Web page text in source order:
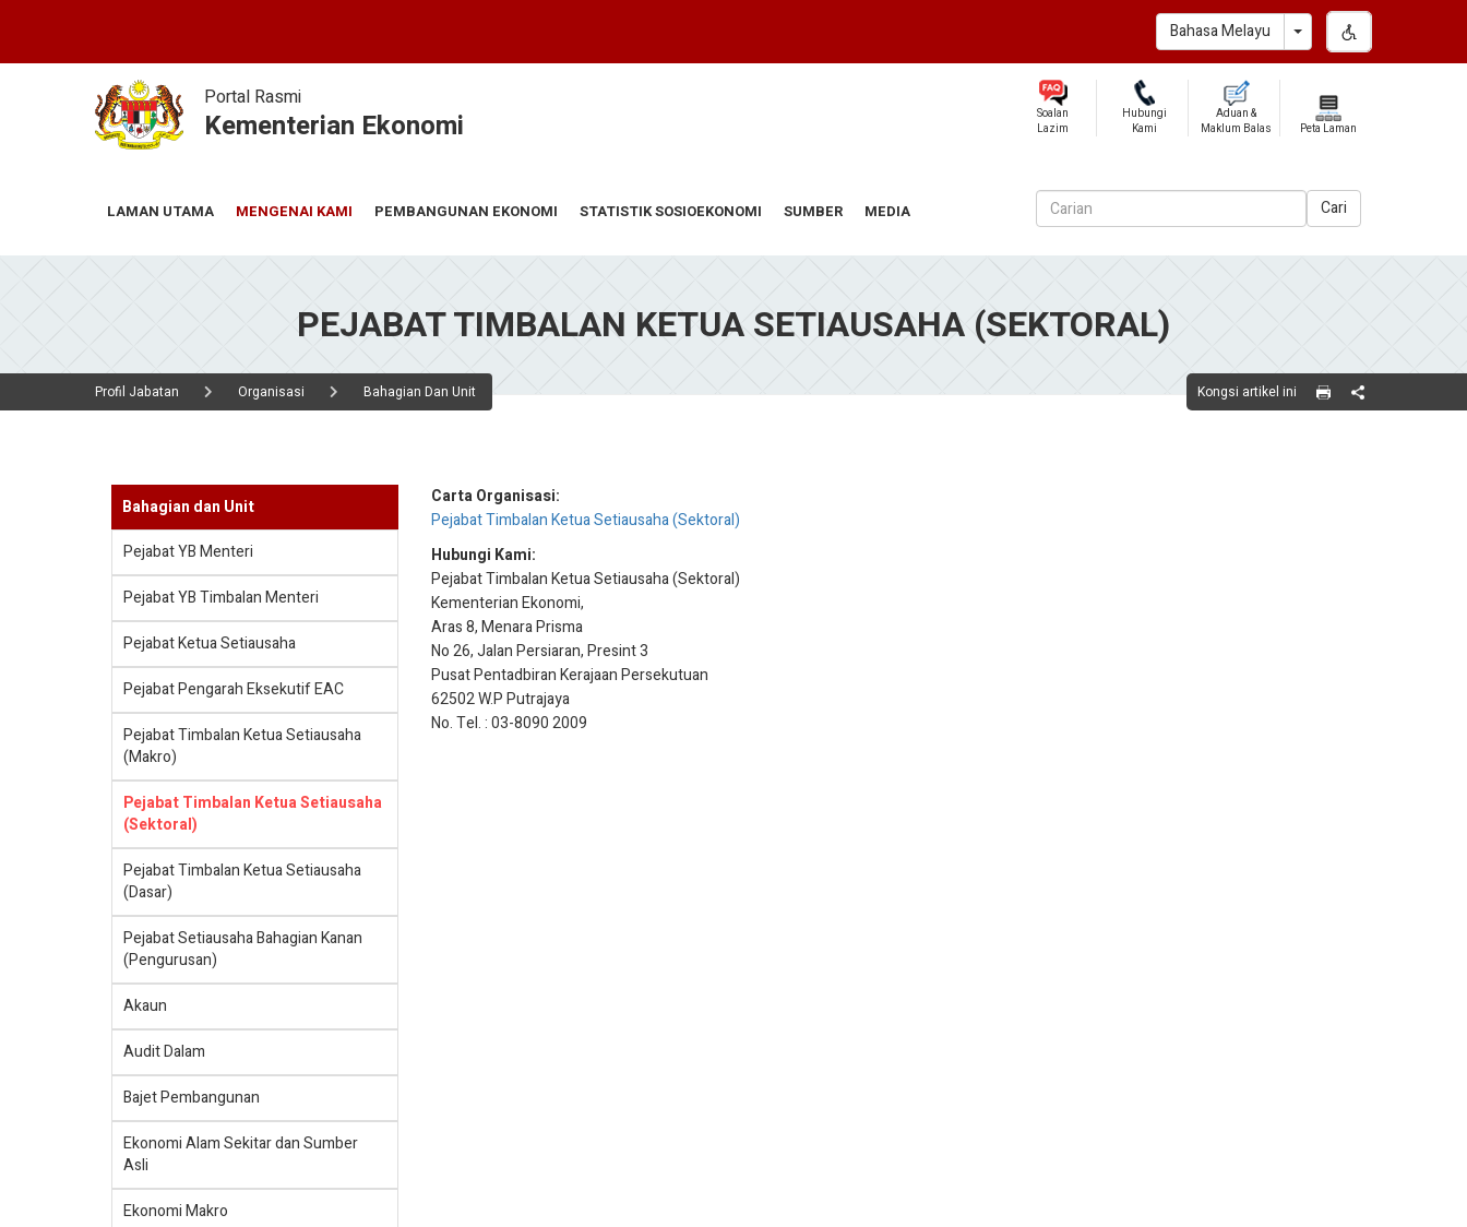
main
Bahasa Melayu Toggle Dropdown
Portal Rasmi
Kementerian Ekonomi
Soalan
Lazim
Hubungi
Kami
Aduan &
Maklum Balas
Peta Laman
LAMAN UTAMA MENGENAI KAMI PEMBANGUNAN EKONOMI STATISTIK SOSIOEKONOMI SUMBER MEDIA Cari
PEJABAT TIMBALAN KETUA SETIAUSAHA (SEKTORAL)
Profil Jabatan Organisasi Bahagian Dan Unit Kongsi artikel ini
Share
Bahagian dan Unit
Pejabat YB Menteri
Pejabat YB Timbalan Menteri
Pejabat Ketua Setiausaha
Pejabat Pengarah Eksekutif EAC
Pejabat Timbalan Ketua Setiausaha
(Makro)
Pejabat Timbalan Ketua Setiausaha
(Sektoral)
Pejabat Timbalan Ketua Setiausaha
(Dasar)
Pejabat Setiausaha Bahagian Kanan
(Pengurusan)
Akaun
Audit Dalam
Bajet Pembangunan
Ekonomi Alam Sekitar dan Sumber
Asli
Ekonomi Makro
Carta Organisasi:
Pejabat Timbalan Ketua Setiausaha (Sektoral)
Hubungi Kami:
Pejabat Timbalan Ketua Setiausaha (Sektoral)
Kementerian Ekonomi,
Aras 8, Menara Prisma
No 26, Jalan Persiaran, Presint 3
Pusat Pentadbiran Kerajaan Persekutuan
62502 W.P Putrajaya
No. Tel. : 03-8090 2009